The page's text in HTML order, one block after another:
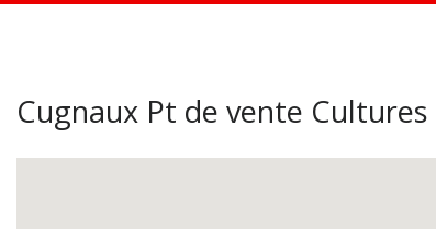
Cugnaux Pt de vente Cultures